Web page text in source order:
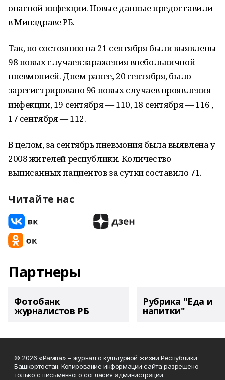
опасной инфекции. Новые данные предоставили
в Минздраве РБ.
Так, по состоянию на 21 сентября были выявлены
98 новых случаев заражения внебольничной
пневмонией. Днем ранее, 20 сентября, было
зарегистрировано 96 новых случаев проявления
инфекции, 19 сентября — 110, 18 сентября — 116 ,
17 сентября — 112.
В целом, за сентябрь пневмония была выявлена у
2008 жителей республики. Количество
выписанных пациентов за сутки составило 71.
Читайте нас
Партнеры
Фотобанк
журналистов РБ
Рубрика "Еда и
напитки"
© 2026 «Рампа» – журнал о культурной жизни Республики
Башкортостан. Копирование информации сайта разрешено
только с письменного согласия администрации.